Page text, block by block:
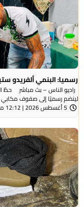
رسميا: البنمي ألفريدو
راديو الناس – بث مباشر حطّ
لينضم رسميًا إلى صفوف مكابي
5 أغسطس 2026 | 12:12 مساءً